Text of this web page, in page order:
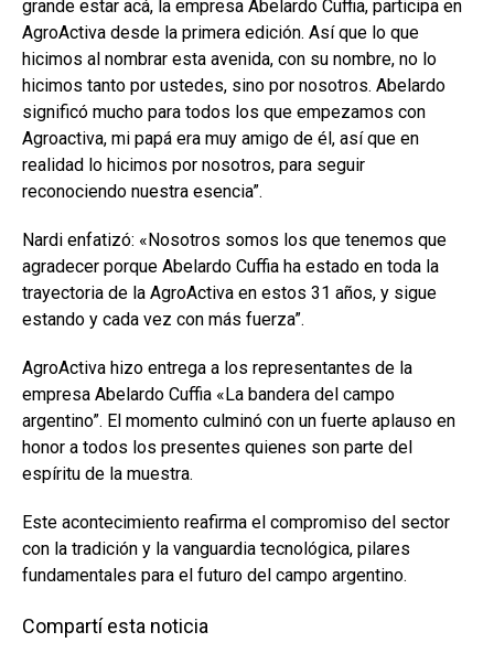
grande estar acá, la empresa Abelardo Cuffia, participa en
AgroActiva desde la primera edición. Así que lo que
hicimos al nombrar esta avenida, con su nombre, no lo
hicimos tanto por ustedes, sino por nosotros. Abelardo
significó mucho para todos los que empezamos con
Agroactiva, mi papá era muy amigo de él, así que en
realidad lo hicimos por nosotros, para seguir
reconociendo nuestra esencia”.
Nardi enfatizó: «Nosotros somos los que tenemos que
agradecer porque Abelardo Cuffia ha estado en toda la
trayectoria de la AgroActiva en estos 31 años, y sigue
estando y cada vez con más fuerza”.
AgroActiva hizo entrega a los representantes de la
empresa Abelardo Cuffia «La bandera del campo
argentino”. El momento culminó con un fuerte aplauso en
honor a todos los presentes quienes son parte del
espíritu de la muestra.
Este acontecimiento reafirma el compromiso del sector
con la tradición y la vanguardia tecnológica, pilares
fundamentales para el futuro del campo argentino.
Compartí esta noticia